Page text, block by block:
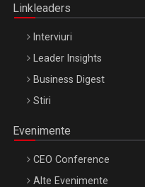
Linkleaders
Interviuri
Leader Insights
Business Digest
Stiri
Evenimente
CEO Conference
Alte Evenimente